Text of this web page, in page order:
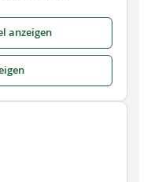
anzeigen